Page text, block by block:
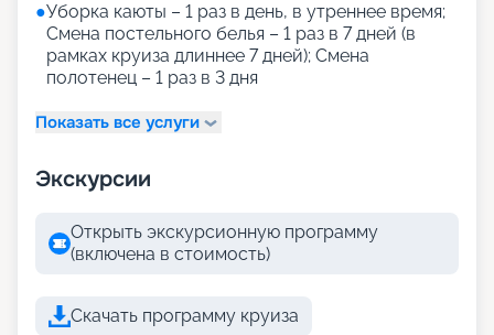
●Уборка каюты – 1 раз в день, в утреннее время;
Смена постельного белья – 1 раз в 7 дней (в
рамках круиза длиннее 7 дней); Смена
полотенец – 1 раз в 3 дня
Показать все услуги
Экскурсии
Открыть экскурсионную программу
(включена в стоимость)
Скачать программу круиза